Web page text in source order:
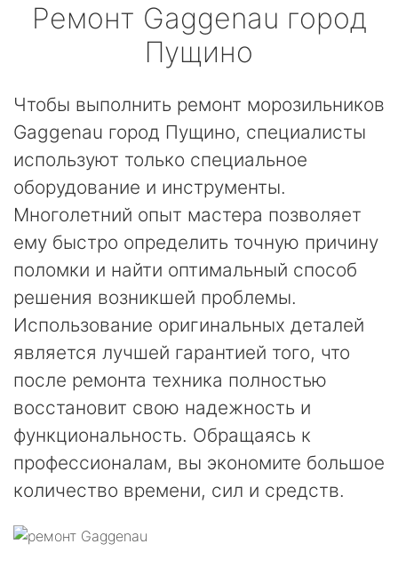
Ремонт Gaggenau город
Пущино
Чтобы выполнить ремонт морозильников
Gaggenau город Пущино, специалисты
используют только специальное
оборудование и инструменты.
Многолетний опыт мастера позволяет
ему быстро определить точную причину
поломки и найти оптимальный способ
решения возникшей проблемы.
Использование оригинальных деталей
является лучшей гарантией того, что
после ремонта техника полностью
восстановит свою надежность и
функциональность. Обращаясь к
профессионалам, вы экономите большое
количество времени, сил и средств.